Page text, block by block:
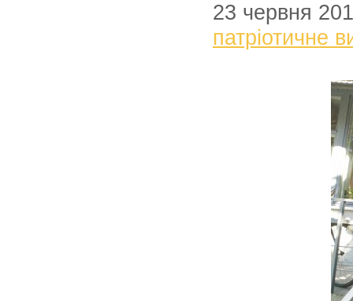
23 червня
патріотичне